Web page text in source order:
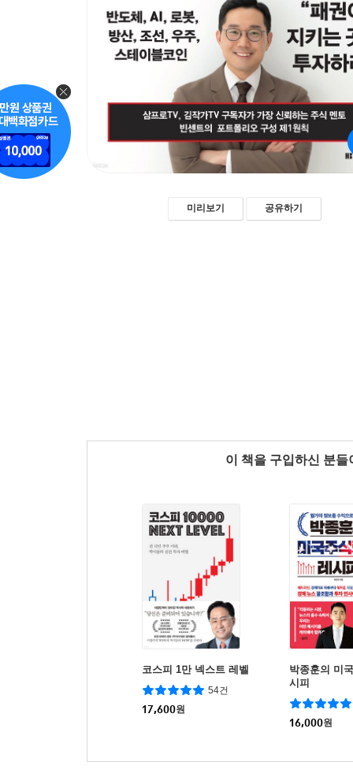
미리보기 공유하기
이 책을 구입하신 분
코스피 1만 넥스트 레벨
54건
17,600원
박종훈의 미
시피
16,000원